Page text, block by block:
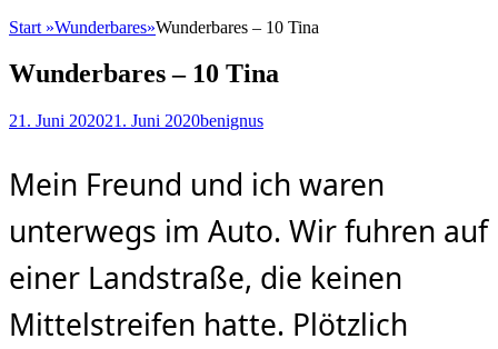
Start »Wunderbares»Wunderbares – 10 Tina
Wunderbares – 10 Tina
Posted
21. Juni 202021. Juni 2020Autor
benignus
Mein Freund und ich waren
unterwegs im Auto. Wir fuhren auf
einer Landstraße, die keinen
Mittelstreifen hatte. Plötzlich